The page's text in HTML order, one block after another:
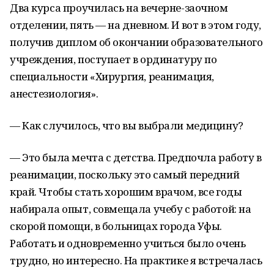
Два курса проучилась на вечерне-заочном
отделении, пять — на дневном. И вот в этом году,
получив диплом об окончании образовательного
учреждения, поступает в ординатуру по
специальности «Хирургия, реанимация,
анестезиология».
— Как случилось, что вы выбрали медицину?
— Это была мечта с детства. Предпочла работу в
реанимации, поскольку это самый передний
край. Чтобы стать хорошим врачом, все годы
набирала опыт, совмещала учебу с работой: на
скорой помощи, в больницах города Уфы.
Работать и одновременно учиться было очень
трудно, но интересно. На практике я встречалась